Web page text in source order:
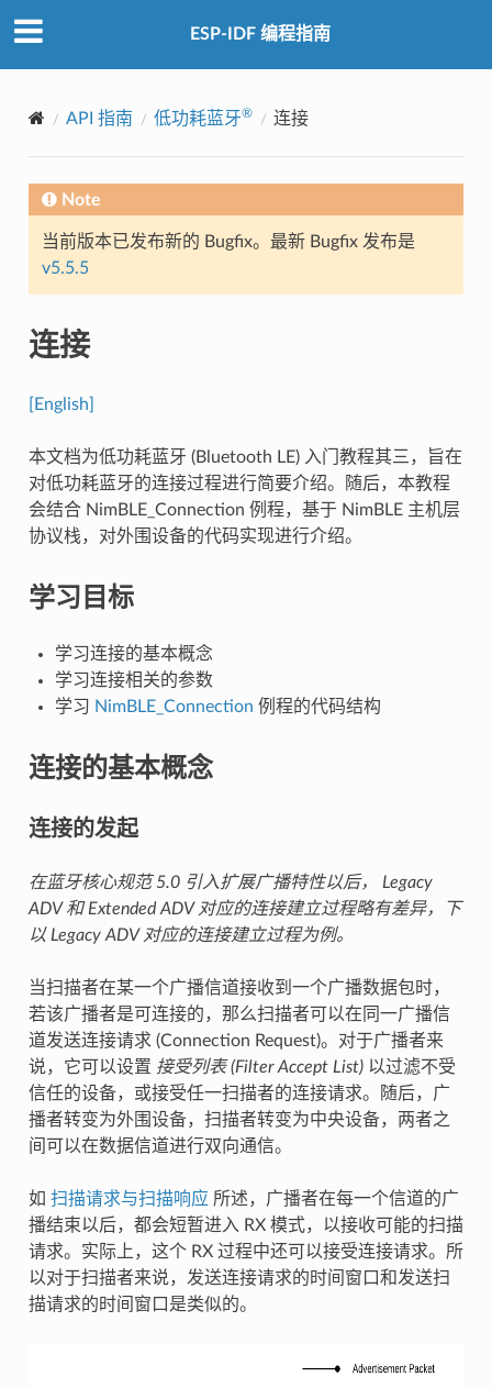
ESP-IDF 编程指南
API 指南 低功耗蓝牙® 连接
Note
当前版本已发布新的 Bugfix。最新 Bugfix 发布是
v5.5.5
连接
[English]
本文档为低功耗蓝牙 (Bluetooth LE) 入门教程其三，旨在
对低功耗蓝牙的连接过程进行简要介绍。随后，本教程
会结合 NimBLE_Connection 例程，基于 NimBLE 主机层
协议栈，对外围设备的代码实现进行介绍。
学习目标
学习连接的基本概念
学习连接相关的参数
学习 NimBLE_Connection 例程的代码结构
连接的基本概念
连接的发起
在蓝牙核心规范 5.0 引入扩展广播特性以后， Legacy
ADV 和 Extended ADV 对应的连接建立过程略有差异，下
以 Legacy ADV 对应的连接建立过程为例。
当扫描者在某一个广播信道接收到一个广播数据包时，
若该广播者是可连接的，那么扫描者可以在同一广播信
道发送连接请求 (Connection Request)。对于广播者来
说，它可以设置 接受列表 (Filter Accept List)以过滤不受
信任的设备，或接受任一扫描者的连接请求。随后，广
播者转变为外围设备，扫描者转变为中央设备，两者之
间可以在数据信道进行双向通信。
如 扫描请求与扫描响应 所述，广播者在每一个信道的广
播结束以后，都会短暂进入 RX 模式，以接收可能的扫描
请求。实际上，这个 RX 过程中还可以接受连接请求。所
以对于扫描者来说，发送连接请求的时间窗口和发送扫
描请求的时间窗口是类似的。